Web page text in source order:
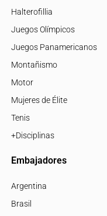
Halterofillia
Juegos Olímpicos
Juegos Panamericanos
Montañismo
Motor
Mujeres de Élite
Tenis
+Disciplinas
Embajadores
Argentina
Brasil